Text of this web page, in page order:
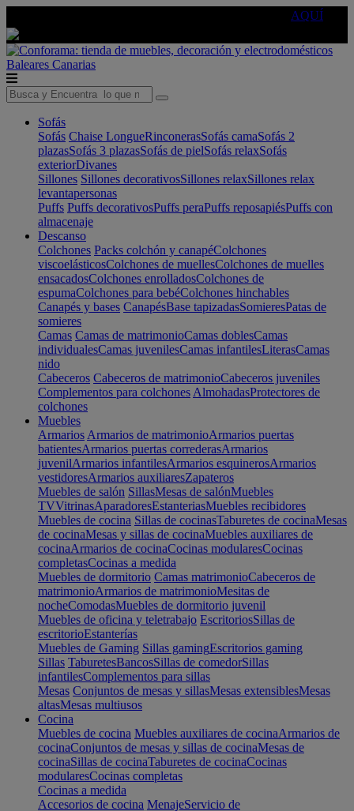
AQUÍ
Baleares Canarias
Sofás
Sofás Chaise LongueRinconerasSofás camaSofás 2
plazasSofás 3 plazasSofás de pielSofás relaxSofás
exteriorDivanes
Sillones Sillones decorativosSillones relaxSillones relax
levantapersonas
Puffs Puffs decorativosPuffs peraPuffs reposapiésPuffs con
almacenaje
Descanso
Colchones Packs colchón y canapéColchones
viscoelásticosColchones de muellesColchones de muelles
ensacadosColchones enrolladosColchones de
espumaColchones para bebéColchones hinchables
Canapés y bases CanapésBase tapizadasSomieresPatas de
somieres
Camas Camas de matrimonioCamas doblesCamas
individualesCamas juvenilesCamas infantilesLiterasCamas
nido
Cabeceros Cabeceros de matrimonioCabeceros juveniles
Complementos para colchones AlmohadasProtectores de
colchones
Muebles
Armarios Armarios de matrimonioArmarios puertas
batientesArmarios puertas correderasArmarios
juvenilArmarios infantilesArmarios esquinerosArmarios
vestidoresArmarios auxiliaresZapateros
Muebles de salón SillasMesas de salónMuebles
TVVitrinasAparadoresEstanteriasMuebles recibidores
Muebles de cocina Sillas de cocinasTaburetes de cocinaMesas
de cocinaMesas y sillas de cocinaMuebles auxiliares de
cocinaArmarios de cocinaCocinas modularesCocinas
completasCocinas a medida
Muebles de dormitorio Camas matrimonioCabeceros de
matrimonioArmarios de matrimonioMesitas de
nocheComodasMuebles de dormitorio juvenil
Muebles de oficina y teletrabajo EscritoriosSillas de
escritorioEstanterías
Muebles de Gaming Sillas gamingEscritorios gaming
Sillas TaburetesBancosSillas de comedorSillas
infantilesComplementos para sillas
Mesas Conjuntos de mesas y sillasMesas extensiblesMesas
altasMesas multiusos
Cocina
Muebles de cocina Muebles auxiliares de cocinaArmarios de
cocinaConjuntos de mesas y sillas de cocinaMesas de
cocinaSillas de cocinaTaburetes de cocinaCocinas
modularesCocinas completas
Cocinas a medida
Accesorios de cocina MenajeServicio de